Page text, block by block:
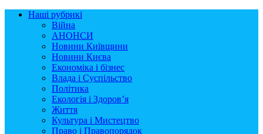
Наші рубрикі
Війна
АНОНСИ
Новини Київщини
Новини Києва
Економіка і бізнес
Влада і Суспільство
Політика
Екологія і Здоров’я
Життя
Культура і Мистецтво
Право і Правопорядок